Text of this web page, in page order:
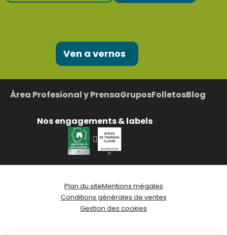
Ven a vernos
Área Profesional y PrensaGruposFolletosBlog
Nos engagements & labels
Plan du siteMentions mégales
Conditions générales de ventes
Gestion des cookies